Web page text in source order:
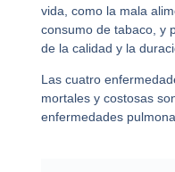
vida, como la mala
consumo de tabaco, y
de la calidad y la
Las cuatro
mortales y costosas
enfermedades